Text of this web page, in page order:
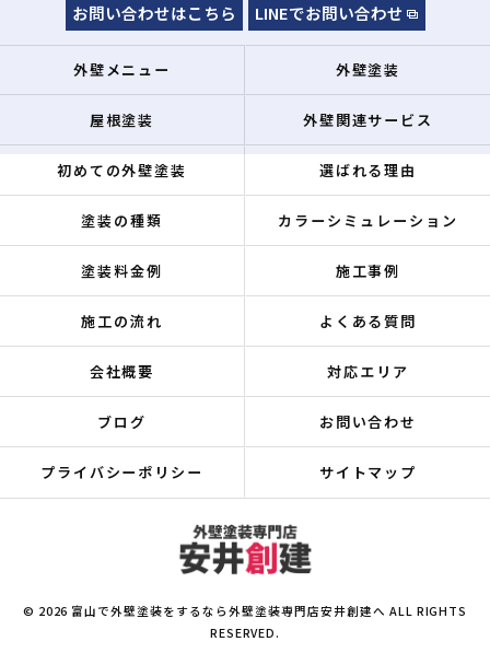
お問い合わせはこちら LINEでお問い合わせ
外壁メニュー 外壁塗装
屋根塗装 外壁関連サービス
初めての外壁塗装 選ばれる理由
塗装の種類 カラーシミュレーション
塗装料金例 施工事例
施工の流れ よくある質問
会社概要 対応エリア
ブログ お問い合わせ
プライバシーポリシー サイトマップ
© 2026 富山で外壁塗装をするなら外壁塗装専門店安井創建へ ALL RIGHTS
RESERVED.